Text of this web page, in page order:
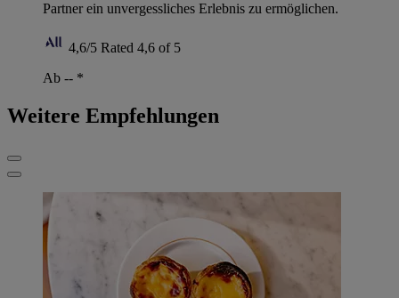
Partner ein unvergessliches Erlebnis zu ermöglichen.
4,6/5 Rated 4,6 of 5
Ab -- *
Weitere Empfehlungen